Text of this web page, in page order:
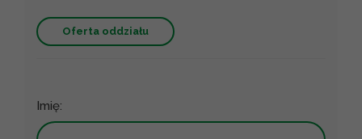
Oferta oddziału
Imię: